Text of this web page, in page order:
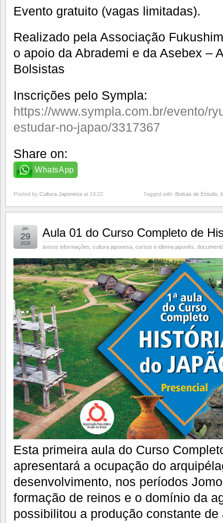
Evento gratuito (vagas limitadas).
Realizado pela Associação
o apoio da Abrademi e da Asebex –
Bolsistas
Inscrições pelo Sympla:
https://www.sympla.com.br/evento/
estudar-no-japao/3317367
Share on:
WhatsApp
Posted by Cultura Japonesa at 19:22 Tagged with: Bolsas de Estudo
Aula 01 do Curso Completo de
avisos informações cultura japonesa cursos e idioma japonês
jan
29
2026
Esta primeira aula do Curso
apresentará a ocupação do
desenvolvimento, nos períodos
formação de reinos e o domínio da
possibilitou a produção constante